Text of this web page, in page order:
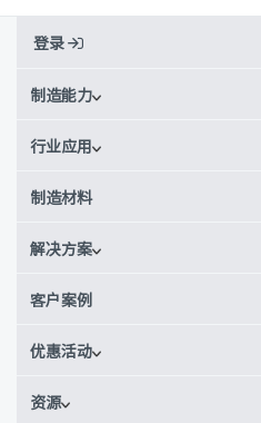
登录
制造能力
行业应用
制造材料
解决方案
客户案例
优惠活动
资源
首页材料LDPE
LDPE
别称:LDPE / 低密度聚乙烯
价格范围：
获取实时报价